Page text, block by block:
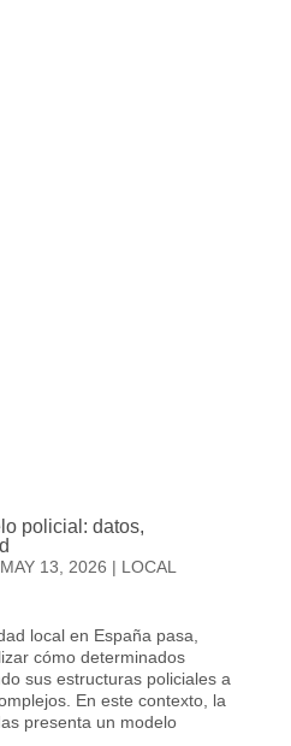
policial: datos,
MAY 13, 2026 | LOCAL
local en España pasa,
cómo determinados
sus estructuras policiales a
En este contexto, la
presenta un modelo